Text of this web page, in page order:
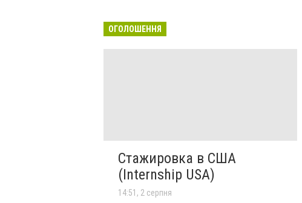
ОГОЛОШЕННЯ
Стажировка в США
(Internship USA)
14:51, 2 серпня